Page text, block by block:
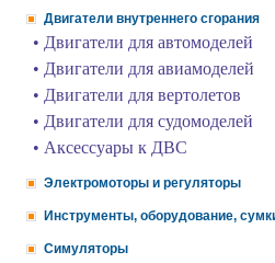
Двигатели внутреннего сгорания
• Двигатели для автомоделей
• Двигатели для авиамоделей
• Двигатели для вертолетов
• Двигатели для судомоделей
• Аксессуары к ДВС
Электромоторы и регуляторы
Инструменты, оборудование,
Симуляторы